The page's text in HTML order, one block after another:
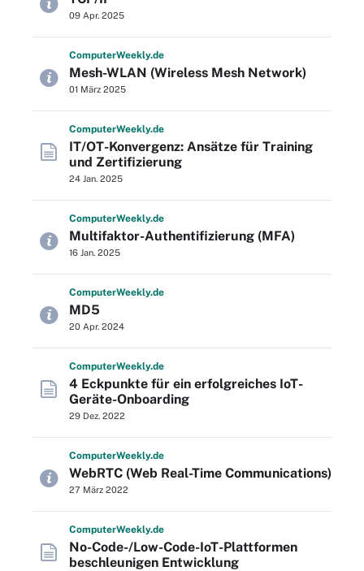
09 Apr. 2025
ComputerWeekly.de
Mesh-WLAN (Wireless Mesh Network)
01 März 2025
ComputerWeekly.de
IT/OT-Konvergenz: Ansätze für Training
und Zertifizierung
24 Jan. 2025
ComputerWeekly.de
Multifaktor-Authentifizierung (MFA)
16 Jan. 2025
ComputerWeekly.de
MD5
20 Apr. 2024
ComputerWeekly.de
4 Eckpunkte für ein erfolgreiches IoT-
Geräte-Onboarding
29 Dez. 2022
ComputerWeekly.de
WebRTC (Web Real-Time Communications)
27 März 2022
ComputerWeekly.de
No-Code-/Low-Code-IoT-Plattformen
beschleunigen Entwicklung